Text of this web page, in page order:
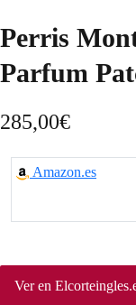
Perris
Parfum
285,00€
Amazon.es
Ver en